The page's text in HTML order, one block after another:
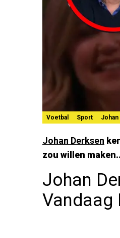
Voetbal Sport
Johan Derksen
zou willen
Johan
Vandaag